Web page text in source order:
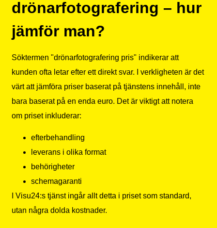
drönarfotografering – hur
jämför man?
Söktermen "drönarfotografering pris" indikerar att
kunden ofta letar efter ett direkt svar. I verkligheten är det
värt att jämföra priser baserat på tjänstens innehåll, inte
bara baserat på en enda euro. Det är viktigt att notera
om priset inkluderar:
efterbehandling
leverans i olika format
behörigheter
schemagaranti
I Visu24:s tjänst ingår allt detta i priset som standard,
utan några dolda kostnader.